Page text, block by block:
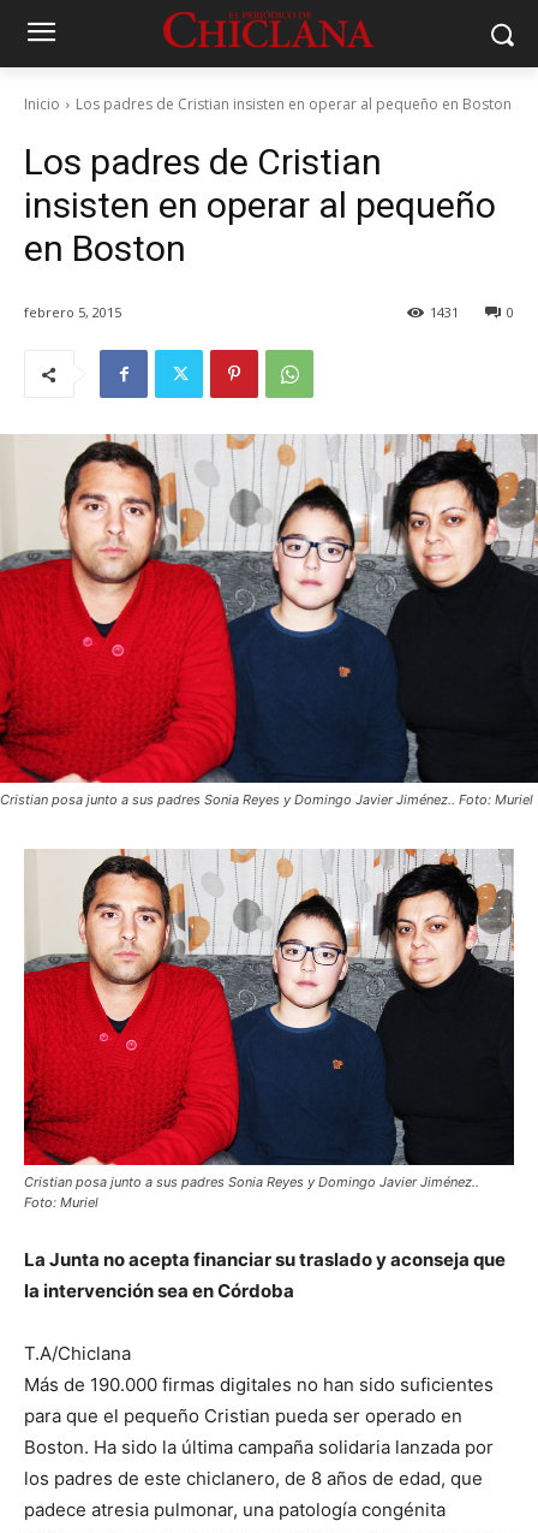
Inicio Los padres de Cristian insisten en operar al pequeño en Boston
Los padres de Cristian
insisten en operar al pequeño
en Boston
febrero 5, 2015 0
1431
Cristian posa junto a sus padres Sonia Reyes y Domingo Javier Jiménez.. Foto: Muriel
Cristian posa junto a sus padres Sonia Reyes y Domingo Javier Jiménez..
Foto: Muriel
La Junta no acepta financiar su traslado y aconseja que
la intervención sea en Córdoba
T.A/Chiclana
Más de 190.000 firmas digitales no han sido suficientes
para que el pequeño Cristian pueda ser operado en
Boston. Ha sido la última campaña solidaria lanzada por
los padres de este chiclanero, de 8 años de edad, que
padece atresia pulmonar, una patología congénita